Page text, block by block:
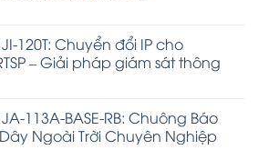
120T: Chuyển đổi IP cho
– Giải pháp giám sát thông
113A-BASE-RB: Chuông Báo
Ngoài Trời Chuyên Nghiệp